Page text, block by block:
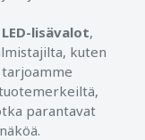
LED-lisävalot,
kuten
tarjoamme
parantavat